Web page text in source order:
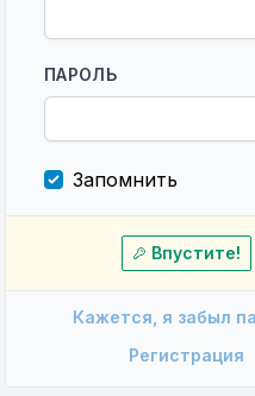
ПАРОЛЬ
Запомнить
Впустите!
Кажется, я забыл
Регистрация